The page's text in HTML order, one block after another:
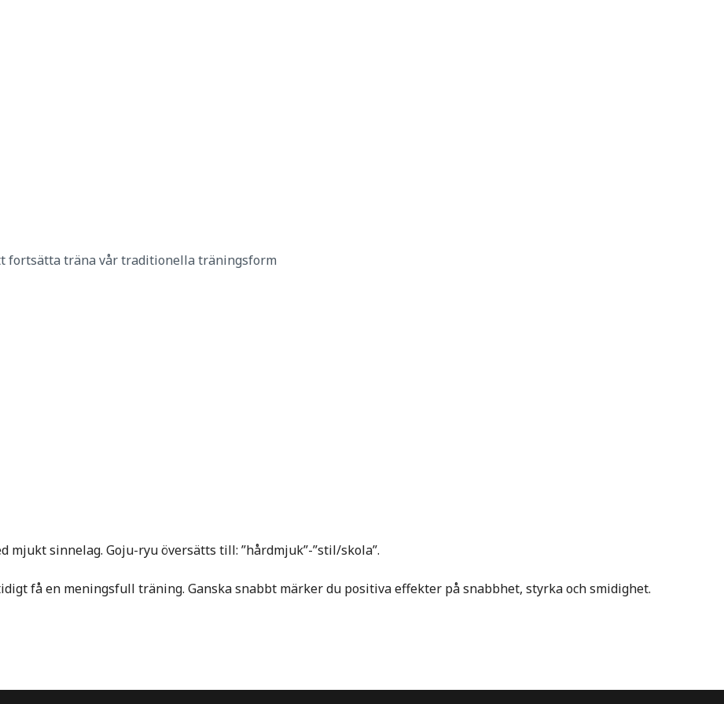
fortsätta träna vår traditionella träningsform
sinnelag. Goju-ryu översätts till: ”hårdmjuk”-”stil/skola”.
få en meningsfull träning. Ganska snabbt märker du positiva effekter på snabbhet, styrka och smidighet.